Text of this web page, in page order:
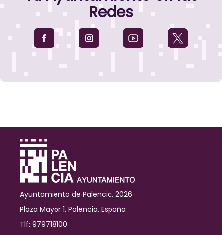
marcha
programa
“Mayor65.es”
disminuir
las
personas
mayores
Redes
Ayuntamiento de Palencia, 2026
Plaza Mayor 1, Palencia, España
Tlf: 979718100